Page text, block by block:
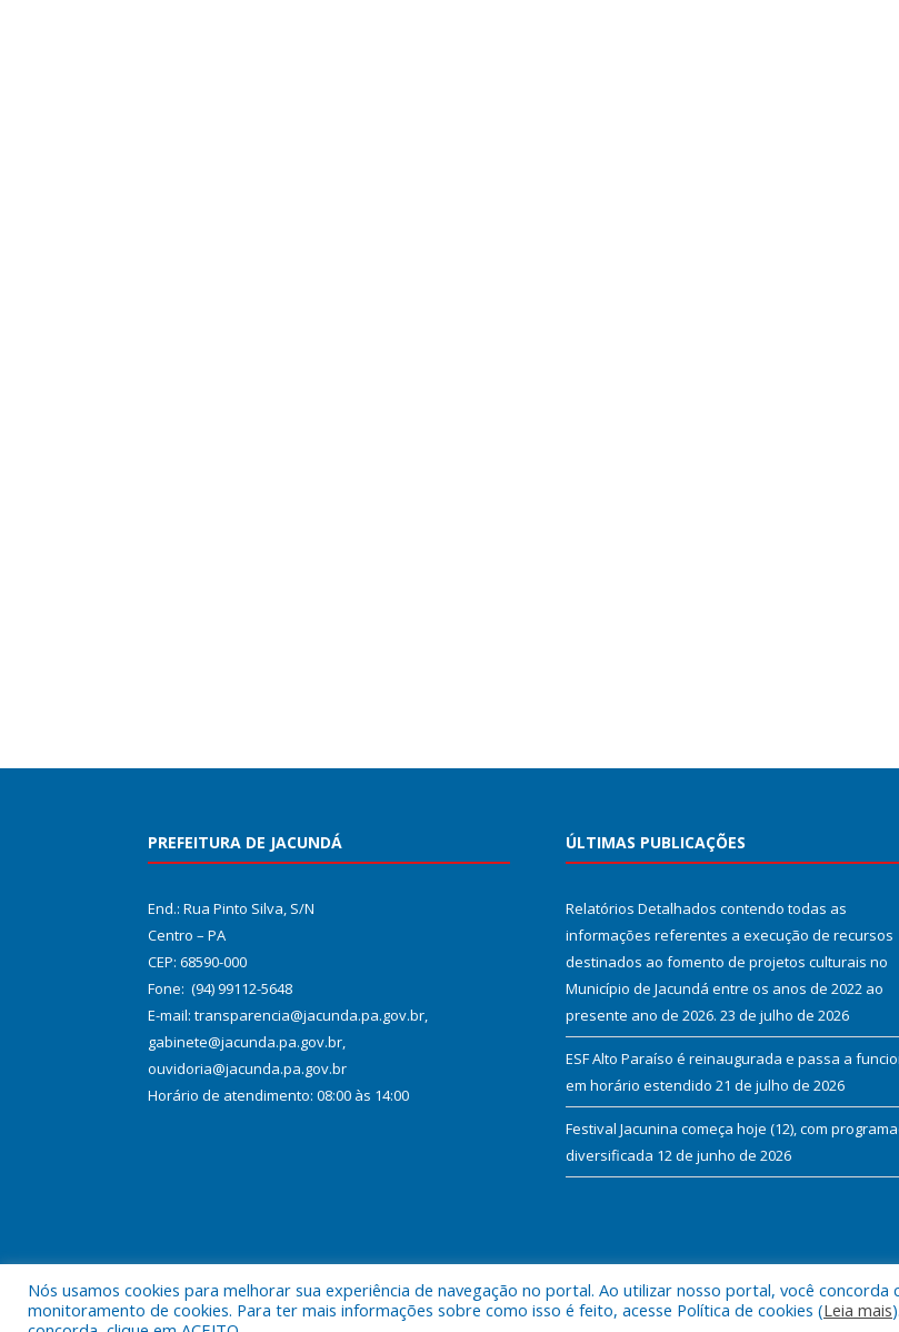
PREFEITURA DE JACUNDÁ
End.: Rua Pinto Silva, S/N
Centro – PA
CEP: 68590-000
Fone: (94) 99112-5648
E-mail: transparencia@jacunda.pa.gov.br,
gabinete@jacunda.pa.gov.br,
ouvidoria@jacunda.pa.gov.br
Horário de atendimento: 08:00 às 14:00
ÚLTIMAS PUBLICAÇÕES
Relatórios Detalhados contendo todas as
informações referentes a execução de recursos
destinados ao fomento de projetos culturais no
Município de Jacundá entre os anos de 2022 ao
presente ano de 2026. 23 de julho de 2026
ESF Alto Paraíso é reinaugurada e passa a
em horário estendido 21 de julho de 2026
Festival Jacunina começa hoje (12), com
diversificada 12 de junho de 2026
Todos os direitos reservados a Prefeitura Municipal de Jacundá.
Nós usamos cookies para melhorar sua experiência de navegação no portal. Ao utilizar nosso portal, você concorda
monitoramento de cookies. Para ter mais informações sobre como isso é feito, acesse Política de cookies (Leia mais